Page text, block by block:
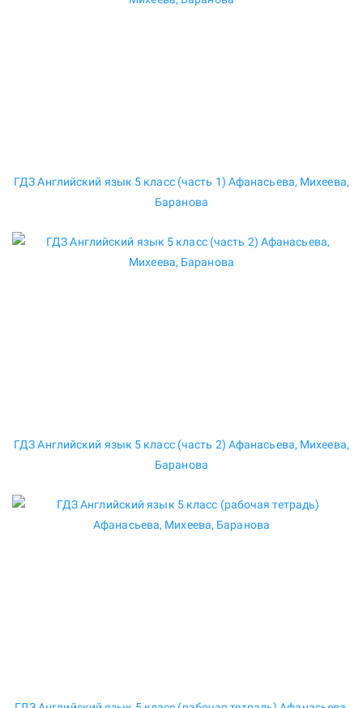
ГДЗ Английский язык 5 класс (часть 1) Афанасьева, Михеева,
Баранова
ГДЗ Английский язык 5 класс (часть 2) Афанасьева, Михеева,
Баранова